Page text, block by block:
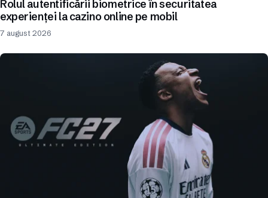
Rolul autentificării biometrice în securitatea
experienței la cazino online pe mobil
7 august 2026